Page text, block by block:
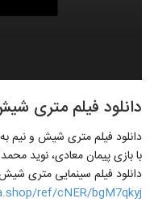
دانلود فیلم متری
دانلود فیلم متری شیش و نیم
با بازی پیمان معادی، نوید
دانلود فیلم سینمایی متری
ref/cNER/bgM7qkyj